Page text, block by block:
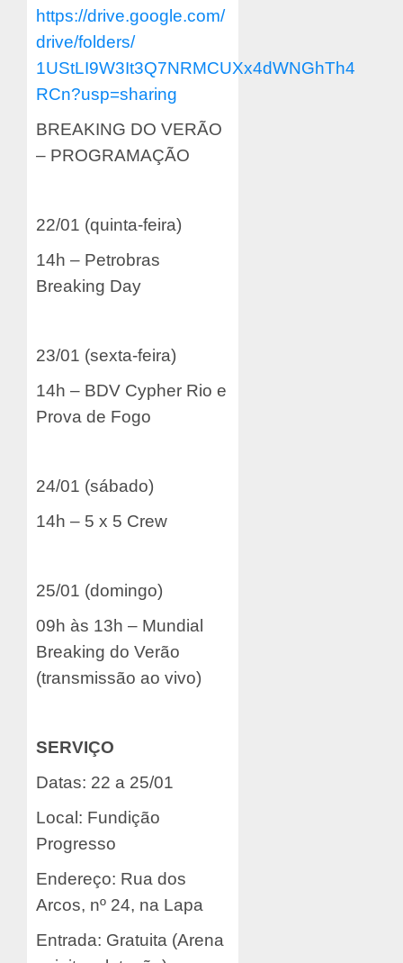
https://drive.google.com/
drive/folders/
1UStLI9W3It3Q7NRMCUXx4dWNGhTh4
RCn?usp=sharing
BREAKING DO VERÃO
– PROGRAMAÇÃO
22/01 (quinta-feira)
14h – Petrobras
Breaking Day
23/01 (sexta-feira)
14h – BDV Cypher Rio e
Prova de Fogo
24/01 (sábado)
14h – 5 x 5 Crew
25/01 (domingo)
09h às 13h – Mundial
Breaking do Verão
(transmissão ao vivo)
SERVIÇO
Datas: 22 a 25/01
Local: Fundição
Progresso
Endereço: Rua dos
Arcos, nº 24, na Lapa
Entrada: Gratuita (Arena